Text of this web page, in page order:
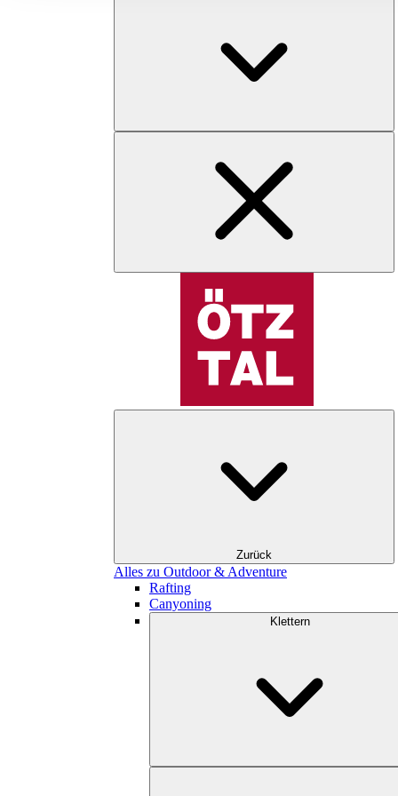
Zurück
Alles zu Outdoor & Adventure
Rafting
Canyoning
Klettern